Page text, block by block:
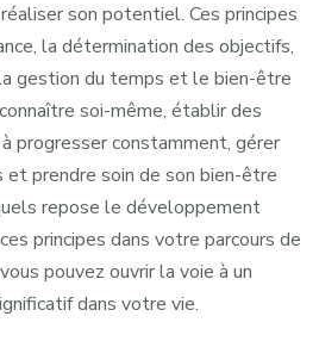
son potentiel. Ces principes
la détermination des objectifs,
gestion du temps et le bien-être
soi-même, établir des
progresser constamment, gérer
prendre soin de son bien-être
repose le développement
principes dans votre parcours de
pouvez ouvrir la voie à un
dans votre vie.